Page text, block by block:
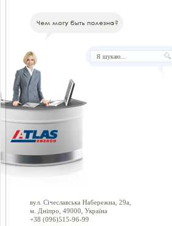
вул. Січеславська Набережна, 29а,
м. Дніпро, 49000, Україна
+38 (096)515-96-99